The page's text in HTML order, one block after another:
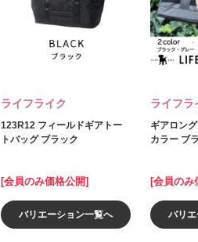
ライフライク
123R12 フィールドギアトー
トバッグ ブラック
[会員のみ価格公開]
バリエーション一覧へ
ライフラ
ギアロン
カラー ブ
[会員のみ
バリ